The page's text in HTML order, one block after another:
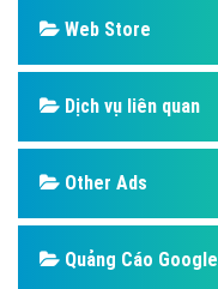
Web Store
Dịch vụ liên quan
Other Ads
Quảng Cáo Google